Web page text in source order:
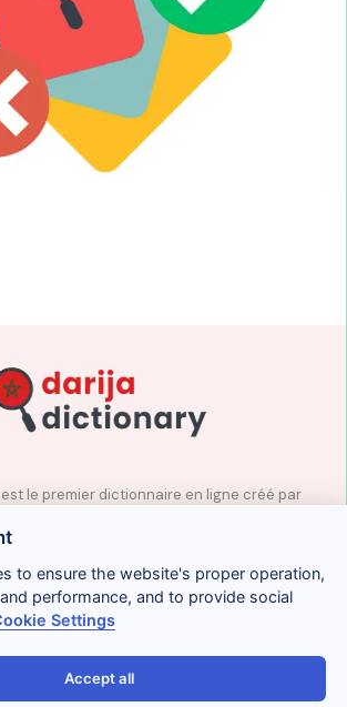
le premier dictionnaire en ligne créé par
mots
Confidentialité
to ensure the website's proper operation,
performance, and to provide social
Settings
Accept all